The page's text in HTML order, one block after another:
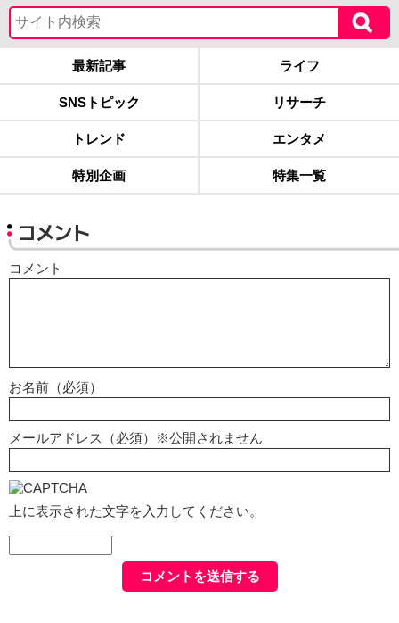
最新記事 ライフ
SNSトピック リサーチ
トレンド エンタメ
特別企画 特集一覧
コメント
コメント
お名前（必須）
メールアドレス（必須）※公開されません
上に表示された文字を入力してください。